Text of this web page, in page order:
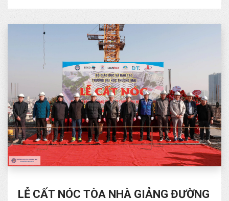
LỄ CẤT NÓC TÒA NHÀ GIẢNG ĐƯỜNG